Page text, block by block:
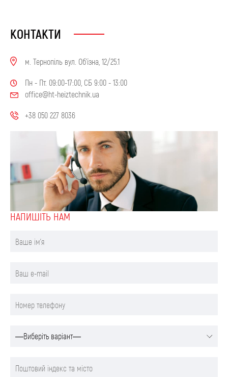
КОНТАКТИ
м. Тернопіль вул. Об'їзна, 12/25.1
Пн - Пт. 09:00-17:00, СБ 9:00 - 13:00
office@ht-heiztechnik.ua
+38 050 227 8036
НАПИШIТЬ НАМ